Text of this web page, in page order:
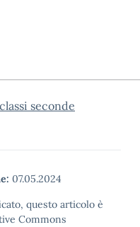
seconde
07.05.2024
questo articolo è
Commons